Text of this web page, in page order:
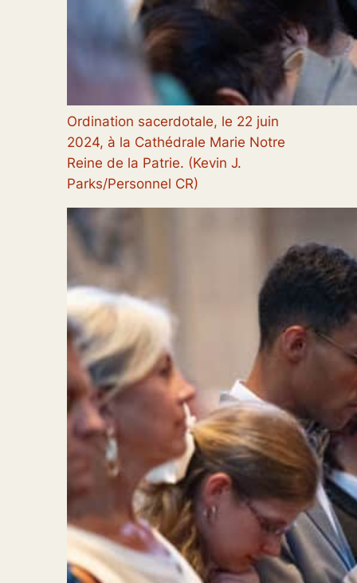
Ordination sacerdotale, le 22 juin
2024, à la Cathédrale Marie Notre
Reine de la Patrie. (Kevin J.
Parks/Personnel CR)